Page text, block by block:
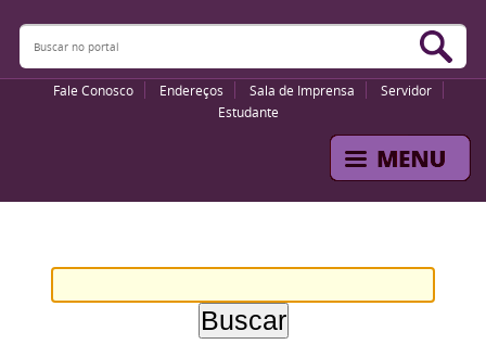
Buscar no portal
Fale Conosco Endereços Sala de Imprensa
Servidor
Estudante